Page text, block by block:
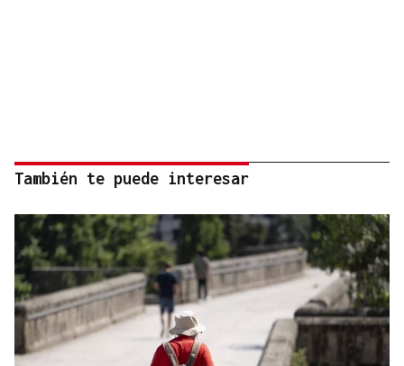
También te puede interesar